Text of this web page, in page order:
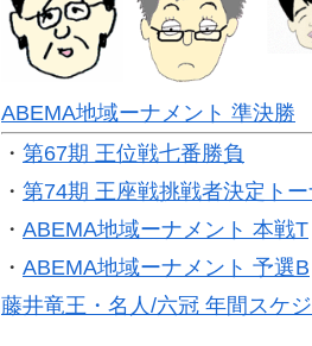
ABEMA地域ーナメント 準決勝
・ 第67期 王位戦七番勝負
・ 第74期 王座戦挑戦者決定トー
・ ABEMA地域ーナメント 本戦T
・ ABEMA地域ーナメント 予選B
藤井竜王・名人/六冠 年間スケ